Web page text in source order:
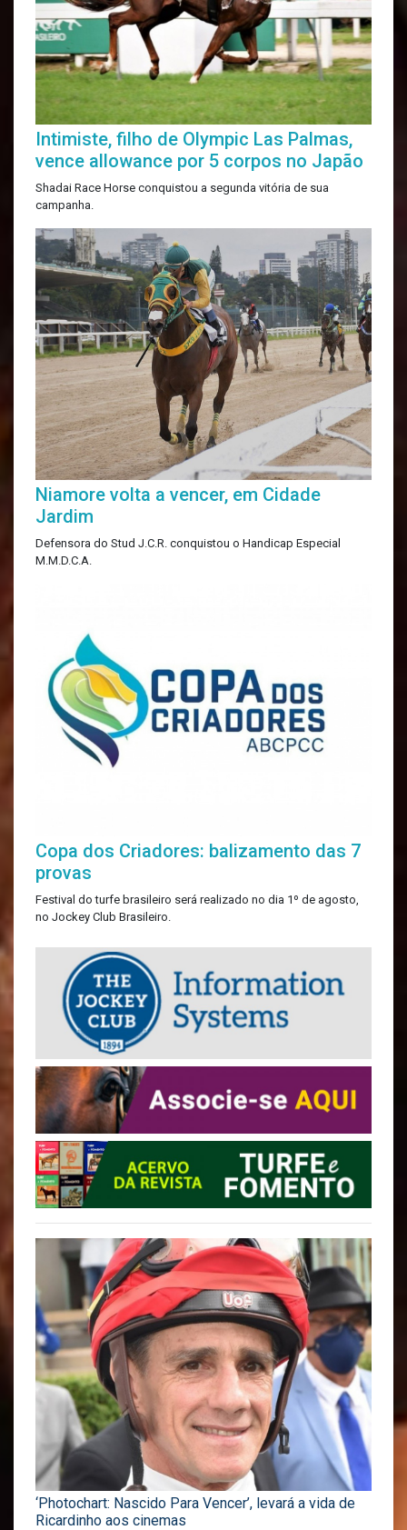
Intimiste, filho de Olympic Las Palmas,
vence allowance por 5 corpos no Japão
Shadai Race Horse conquistou a segunda vitória de sua
campanha.
Niamore volta a vencer, em Cidade
Jardim
Defensora do Stud J.C.R. conquistou o Handicap Especial
M.M.D.C.A.
Copa dos Criadores: balizamento das 7
provas
Festival do turfe brasileiro será realizado no dia 1º de agosto,
no Jockey Club Brasileiro.
‘Photochart: Nascido Para Vencer’, levará a vida de
Ricardinho aos cinemas